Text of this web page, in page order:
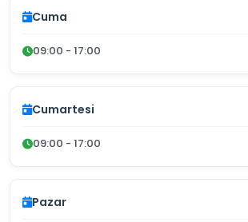
Cuma
09:00 - 17:00
Cumartesi
09:00 - 17:00
Pazar